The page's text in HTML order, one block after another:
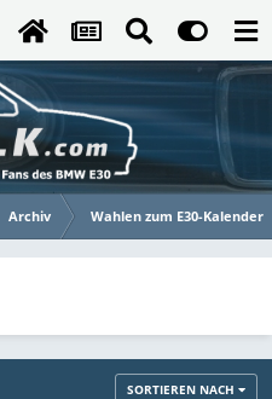
Archiv Wahlen zum E30-Kalender
SORTIEREN NACH